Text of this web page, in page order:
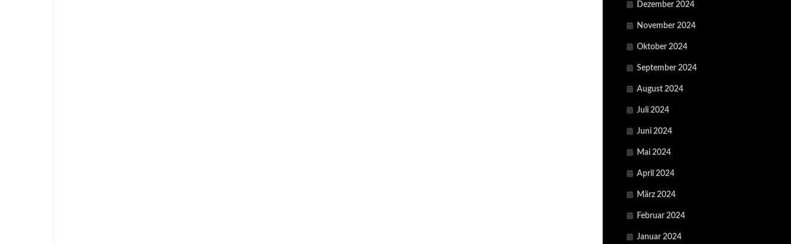
Dezember 2024
November 2024
Oktober 2024
September 2024
August 2024
Juli 2024
Juni 2024
Mai 2024
April 2024
März 2024
Februar 2024
Januar 2024